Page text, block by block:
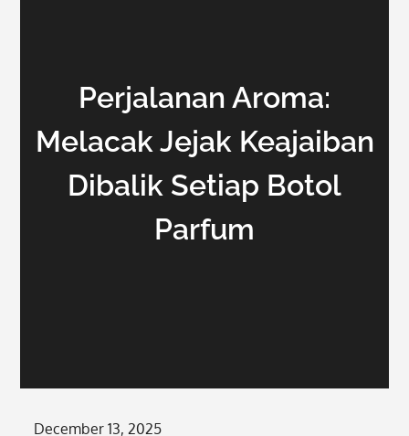
Perjalanan Aroma:
Melacak Jejak Keajaiban
Dibalik Setiap Botol
Parfum
Posted
December 13, 2025